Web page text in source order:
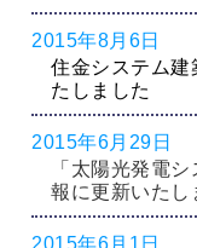
2015年8月6日
住金システム建
たしました
2015年6月29日
「太陽光発電
報に更新いたし
2015年6月1日